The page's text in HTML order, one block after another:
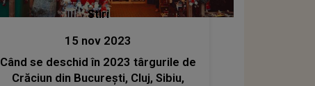
Stiri
15 nov 2023
Când se deschid în 2023 târgurile de
Crăciun din București, Cluj, Sibiu,